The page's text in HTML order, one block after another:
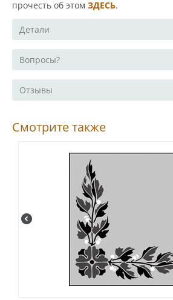
прочесть об этом ЗДЕСЬ.
Детали
Вопросы?
Отзывы
Смотрите также